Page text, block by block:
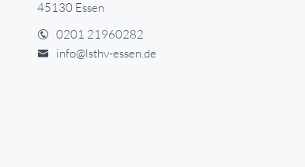
45130 Essen
0201 21960282
info@lsthv-essen.de